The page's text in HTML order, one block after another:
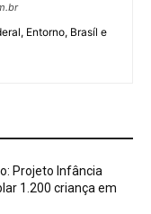
Entorno, Brasíl e
Projeto Infância
1.200 criança em